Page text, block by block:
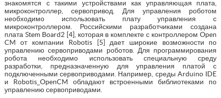
знакомятся с такими устройствами как управляющая плата,
микроконтроллер, сервопривод. Для управления роботом
необходимо использовать плату управления с
микроконтроллером. Российскими разработчиками создана
плата Stem Board2 [4], которая в комплекте с контроллером Open
CM от компании Robotis [5] дает широкие возможности по
управлению сервоприводами роботов. Для программирования
робота необходимо использовать специальную среду
разработки, предназначенную для управления платой с
подключенными сервоприводами. Например, среды Arduino IDE
и Robotis_OpenCM обладают встроенными библиотеками по
управлению сервоприводами.